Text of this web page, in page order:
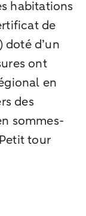
habitations
de
doté d’un
ont
en
des
sommes-
tour